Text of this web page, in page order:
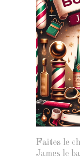
Faites le
James le